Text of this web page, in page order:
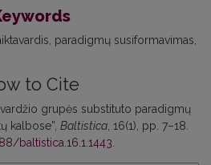
paradigmų susiformavimas
to Cite
grupės substituto paradigmų
kalbose”, Baltistica, 16(1), pp. 7–18.
baltistica.16.1.1443